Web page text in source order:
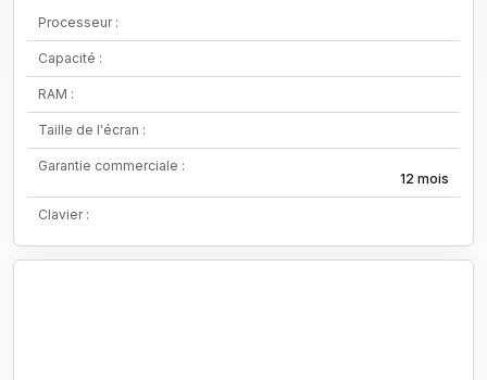
Processeur :
Capacité :
RAM :
Taille de l'écran :
Garantie commerciale :
12 mois
Clavier :